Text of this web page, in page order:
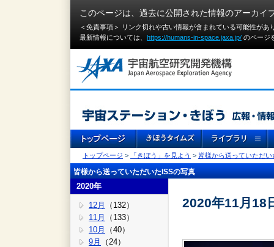
このページは、過去に公開された情報のアーカイ
＜免責事項＞ リンク切れや古い情報が含まれている可能性が
最新情報については、 https://humans-in-space.jaxa.jp/ のページ
トップページ > 「きぼう」を見よう > 皆様から送っていただい
皆様から送っていただいたISSの写真
2020年
12月
（132）
11月
（133）
10月
（40）
9月
（24）
2020年11月18